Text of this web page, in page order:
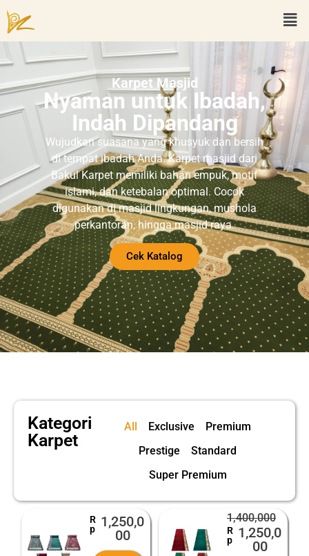
Karpet Masjid
Nyaman untuk Ibadah,
Indah Dipandang
Wujudkan suasana yang khusyuk dan bersih
di tempat ibadah Anda. Karpet masjid dari
Bakul Karpet memiliki bahan empuk, motif
islami, dan ketebalan optimal. Cocok
digunakan di masjid lingkungan, mushola
perkantoran, hingga masjid raya.
Cek Katalog
Kategori
Karpet
Exclusive
Premium
Prestige
Standard
Super Premium
All
R
p 1,250,0
00
1,400,000
R
p 1,250,0
00